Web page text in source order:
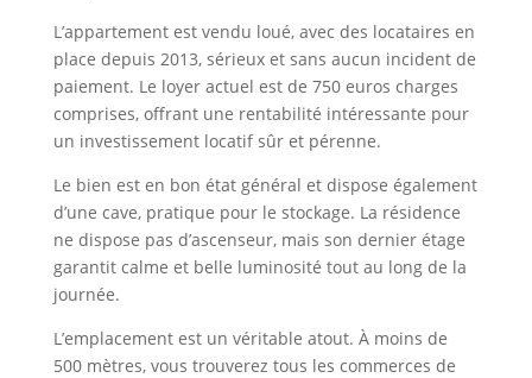
L’appartement est vendu loué, avec des locataires en
place depuis 2013, sérieux et sans aucun incident de
paiement. Le loyer actuel est de 750 euros charges
comprises, offrant une rentabilité intéressante pour
un investissement locatif sûr et pérenne.
Le bien est en bon état général et dispose également
d’une cave, pratique pour le stockage. La résidence
ne dispose pas d’ascenseur, mais son dernier étage
garantit calme et belle luminosité tout au long de la
journée.
L’emplacement est un véritable atout. À moins de
500 mètres, vous trouverez tous les commerces de